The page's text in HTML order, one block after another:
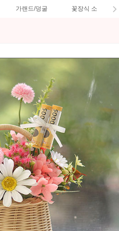
가랜드/덩굴 꽃장식 소